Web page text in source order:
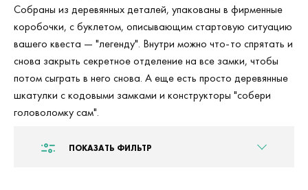
Собраны из деревянных деталей, упакованы в фирменные
коробочки, с буклетом, описывающим стартовую ситуацию
вашего квеста — "легенду". Внутри можно что-то спрятать и
снова закрыть секретное отделение на все замки, чтобы
потом сыграть в него снова. А еще есть просто деревянные
шкатулки с кодовыми замками и конструкторы "собери
головоломку сам".
ПОКАЗАТЬ ФИЛЬТР